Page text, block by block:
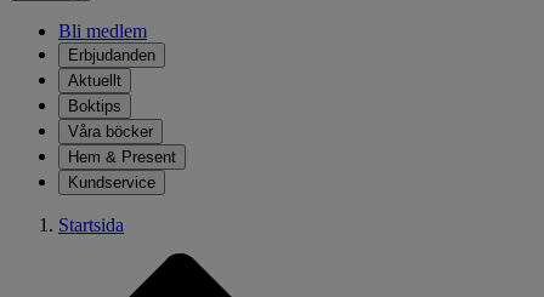
Bli medlem
Erbjudanden
Aktuellt
Boktips
Våra böcker
Hem & Present
Kundservice
Startsida